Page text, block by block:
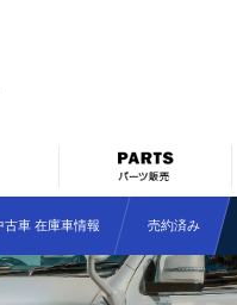
古車 在庫車情報 売約済み